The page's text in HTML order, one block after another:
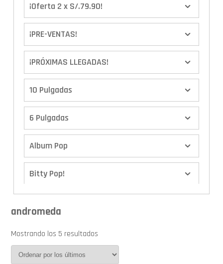
¡Oferta 2 x S/.79.90!
¡PRE-VENTAS!
¡PRÓXIMAS LLEGADAS!
10 Pulgadas
6 Pulgadas
Album Pop
Bitty Pop!
Calendario de Adviento
Cover Pop!
andromeda
Mostrando los 5 resultados